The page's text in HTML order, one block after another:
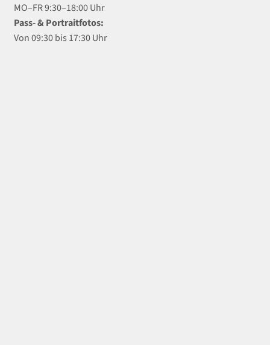
MO–FR 9:30–18:00 Uhr
Pass- & Portraitfotos:
Von 09:30 bis 17:30 Uhr